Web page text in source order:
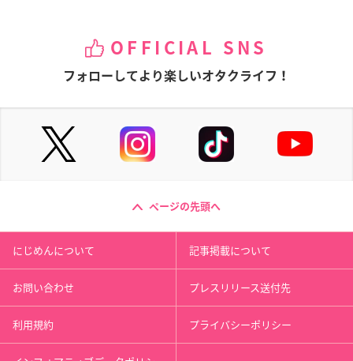
OFFICIAL SNS
フォローしてより楽しいオタクライフ！
ページの先頭へ
にじめんについて 記事掲載について
お問い合わせ プレスリリース送付先
利用規約 プライバシーポリシー